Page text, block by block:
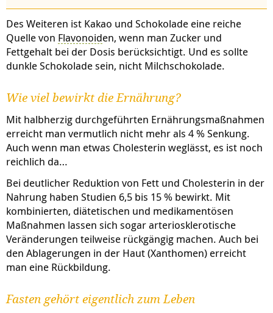
Des Weiteren ist Kakao und Schokolade eine reiche
Quelle von Flavonoiden, wenn man Zucker und
Fettgehalt bei der Dosis berücksichtigt. Und es sollte
dunkle Schokolade sein, nicht Milchschokolade.
Wie viel bewirkt die Ernährung?
Mit halbherzig durchgeführten Ernährungsmaßnahmen
erreicht man vermutlich nicht mehr als 4 % Senkung.
Auch wenn man etwas Cholesterin weglässt, es ist noch
reichlich da…
Bei deutlicher Reduktion von Fett und Cholesterin in der
Nahrung haben Studien 6,5 bis 15 % bewirkt. Mit
kombinierten, diätetischen und medikamentösen
Maßnahmen lassen sich sogar arteriosklerotische
Veränderungen teilweise rückgängig machen. Auch bei
den Ablagerungen in der Haut (Xanthomen) erreicht
man eine Rückbildung.
Fasten gehört eigentlich zum Leben